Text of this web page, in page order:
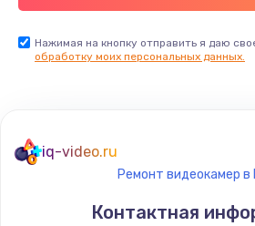
Нажимая на кнопку отправить я даю
обработку моих персональных данных.
iq-video.ru
Ремонт видеокамер в
Контактная